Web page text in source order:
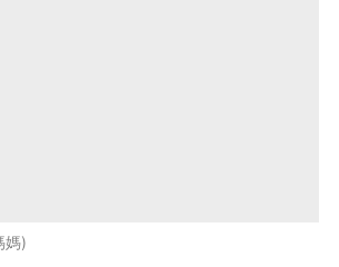
媽